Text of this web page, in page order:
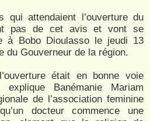
qui attendaient l’ouverture du
pas de cet avis et vont se
à Bobo Dioulasso le jeudi 13
du Gouverneur de la région.
était en bonne voie
explique Banémanie Mariam
de l’association feminine
docteur commence une